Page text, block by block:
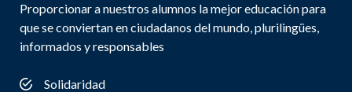
Proporcionar a nuestros alumnos la mejor educación para
que se conviertan en ciudadanos del mundo, plurilingües,
informados y responsables
Solidaridad